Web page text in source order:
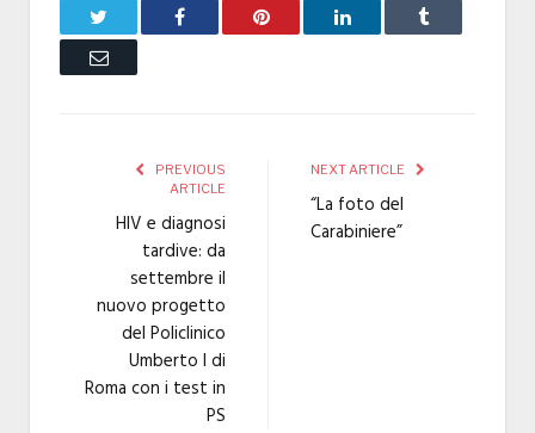
Facebook Pinterest LinkedIn Tumblr
Email
PREVIOUS
ARTICLE
HIV e diagnosi
tardive: da
settembre il
nuovo progetto
del Policlinico
Umberto I di
Roma con i test in
PS
NEXT ARTICLE
“La foto del
Carabiniere”